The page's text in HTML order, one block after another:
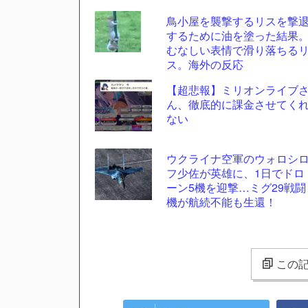
鳥小屋を襲撃するリスを撃退
するために油を塗った結果。
むなしい表情で滑り落ちるリ
ス。海外の反応
【超悲報】ミリオンライブさ
ん、徹底的に課金させてく
ない
ウクライナ空軍のウォロシロ
フ少佐が英雄に、1日でドロ
ーン5機を迎撃…ミグ29戦闘
機が航続不能も生還！
この